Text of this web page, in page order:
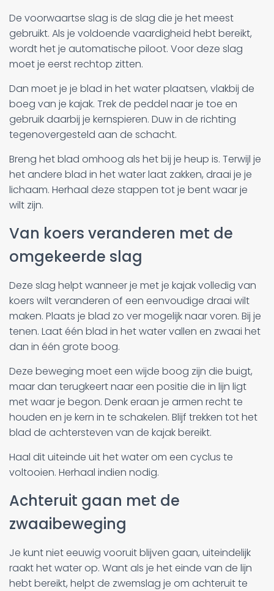
De voorwaartse slag is de slag die je het meest
gebruikt. Als je voldoende vaardigheid hebt bereikt,
wordt het je automatische piloot. Voor deze slag
moet je eerst rechtop zitten.
Dan moet je je blad in het water plaatsen, vlakbij de
boeg van je kajak. Trek de peddel naar je toe en
gebruik daarbij je kernspieren. Duw in de richting
tegenovergesteld aan de schacht.
Breng het blad omhoog als het bij je heup is. Terwijl je
het andere blad in het water laat zakken, draai je je
lichaam. Herhaal deze stappen tot je bent waar je
wilt zijn.
Van koers veranderen met de
omgekeerde slag
Deze slag helpt wanneer je met je kajak volledig van
koers wilt veranderen of een eenvoudige draai wilt
maken. Plaats je blad zo ver mogelijk naar voren. Bij je
tenen. Laat één blad in het water vallen en zwaai het
dan in één grote boog.
Deze beweging moet een wijde boog zijn die buigt,
maar dan terugkeert naar een positie die in lijn ligt
met waar je begon. Denk eraan je armen recht te
houden en je kern in te schakelen. Blijf trekken tot het
blad de achtersteven van de kajak bereikt.
Haal dit uiteinde uit het water om een cyclus te
voltooien. Herhaal indien nodig.
Achteruit gaan met de
zwaaibeweging
Je kunt niet eeuwig vooruit blijven gaan, uiteindelijk
raakt het water op. Want als je het einde van de lijn
hebt bereikt, helpt de zwemslag je om achteruit te